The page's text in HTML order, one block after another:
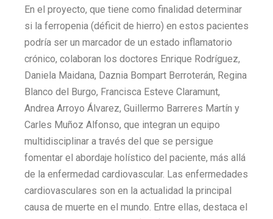
En el proyecto, que tiene como finalidad determinar
si la ferropenia (déficit de hierro) en estos pacientes
podría ser un marcador de un estado inflamatorio
crónico, colaboran los doctores Enrique Rodríguez,
Daniela Maidana, Daznia Bompart Berroterán, Regina
Blanco del Burgo, Francisca Esteve Claramunt,
Andrea Arroyo Álvarez, Guillermo Barreres Martín y
Carles Muñoz Alfonso, que integran un equipo
multidisciplinar a través del que se persigue
fomentar el abordaje holístico del paciente, más allá
de la enfermedad cardiovascular. Las enfermedades
cardiovasculares son en la actualidad la principal
causa de muerte en el mundo. Entre ellas, destaca el